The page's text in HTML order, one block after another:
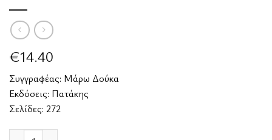
€14.40
Συγγραφέας: Μάρω Δούκα
Εκδόσεις: Πατάκης
Σελίδες: 272
Φελιτσιτά ποσότητα